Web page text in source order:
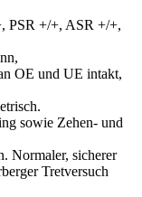
PSR +/+, ASR +/+,
OE und UE intakt,
sowie Zehen- und
Normaler, sicherer
Tretversuch